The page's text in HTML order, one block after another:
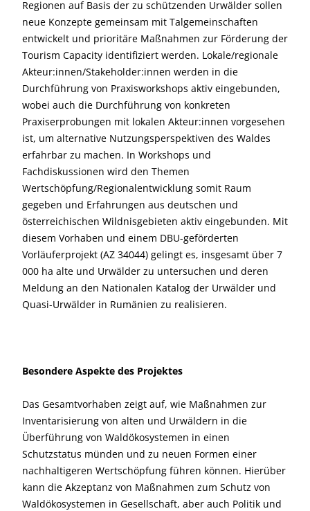
Regionen auf Basis der zu schützenden Urwälder sollen
neue Konzepte gemeinsam mit Talgemeinschaften
entwickelt und prioritäre Maßnahmen zur Förderung der
Tourism Capacity identifiziert werden. Lokale/regionale
Akteur:innen/Stake­holder:innen werden in die
Durchführung von Praxisworkshops aktiv eingebunden,
wobei auch die Durchführung von konkreten
Praxiserprobungen mit lokalen Akteur:innen vorgesehen
ist, um alternative Nutzungsperspektiven des Waldes
erfahrbar zu machen. In Workshops und
Fachdiskussionen wird den Themen
Wertschöpfung/Regionalent­wicklung somit Raum
gegeben und Erfahrungen aus deutschen und
österreichischen Wildnisgebieten aktiv eingebunden. Mit
diesem Vorhaben und einem DBU-geförderten
Vorläuferprojekt (AZ 34044) gelingt es, insgesamt über 7
000 ha alte und Urwälder zu untersuchen und deren
Meldung an den Nationalen Katalog der Urwälder und
Quasi-Urwälder in Rumänien zu realisieren.
Besondere Aspekte des Projektes
Das Gesamtvorhaben zeigt auf, wie Maßnahmen zur
Inventarisierung von alten und Urwäldern in die
Überführung von Waldökosystemen in einen
Schutzstatus münden und zu neuen Formen einer
nachhaltigeren Wertschöpfung führen können. Hierüber
kann die Akzeptanz von Maßnahmen zum Schutz von
Waldökosystemen in Gesellschaft, aber auch Politik und